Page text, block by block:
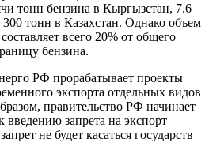
тонн бензина в Кыргызстан, 7.6
тонн в Казахстан. Однако объем
всего 20% от общего
бензина.
РФ прорабатывает проекты
экспорта отдельных видов
правительство РФ начинает
запрета на экспорт
не будет касаться государств